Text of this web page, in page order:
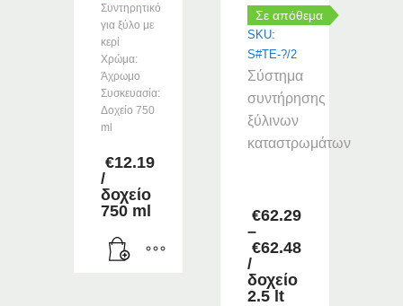
Συντηρητικό
για ξύλο με
κερί
Χρώμα:
Άχρωμο
Συσκευασία:
Δοχείο 750
ml
€12.19
/
δοχείο
750 ml
Σε απόθεμα
SKU:
S#TE-?/2
Σύστημα
συντήρησης
ξύλινων
καταστρωμάτων
€62.29
–
€62.48
Price
range:
€62.29
/
δοχείο
2.5 lt